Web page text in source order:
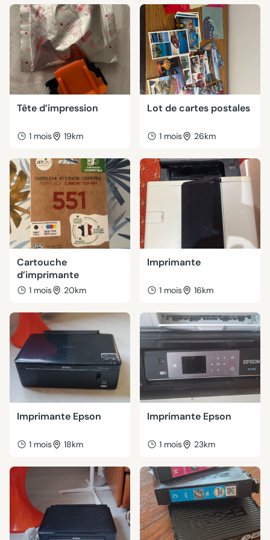
Tête d’impression
1 mois 19km
Lot de cartes postales
1 mois 26km
Cartouche
d’imprimante
1 mois 20km
Imprimante
1 mois 16km
Imprimante Epson
1 mois 18km
Imprimante Epson
1 mois 23km